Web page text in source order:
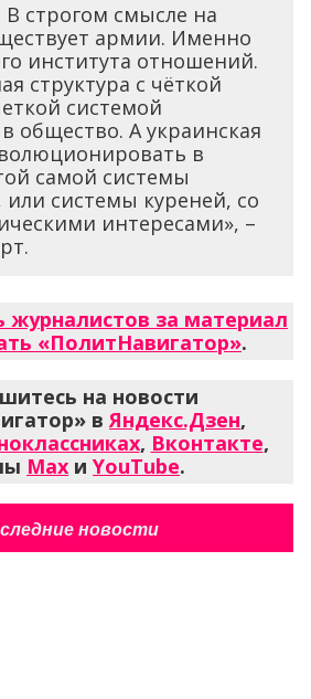
строгом смысле на
армии. Именно
института отношений.
структура с чёткой
системой
общество. А украинская
в
самой системы
или системы куреней, со
интересами», –
журналистов за материал
«ПолитНавигатор».
на новости
вЯндекс.Дзен,
, Вконтакте,
Max и YouTube.
новости